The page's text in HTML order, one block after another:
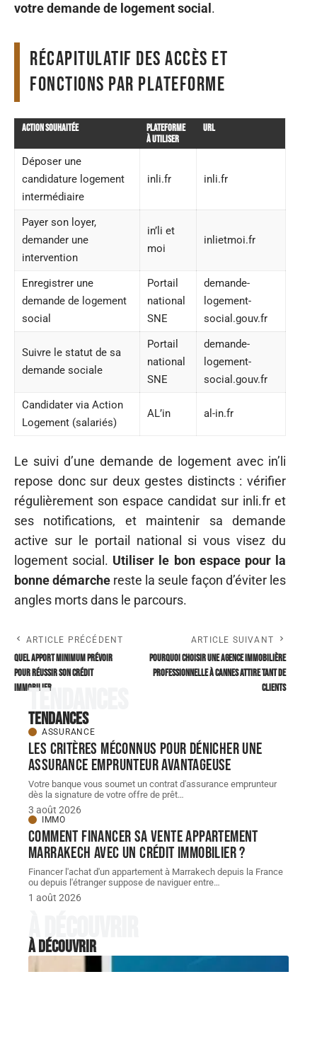
votre demande de logement social .
Récapitulatif des accès et
fonctions par plateforme
Action souhaitée
Plateforme
à utiliser
URL
Déposer une
candidature logement
intermédiaire
inli.fr inli.fr
Payer son loyer,
demander une
intervention
in’li et
moi
inlietmoi.fr
Enregistrer une
demande de logement
social
Portail
national
SNE
demande-
logement-
social.gouv.fr
Suivre le statut de sa
demande sociale
Portail
national
SNE
demande-
logement-
social.gouv.fr
Candidater via Action
Logement (salariés)
AL’in al-in.fr
Le suivi d’une demande de logement avec in’li
repose donc sur deux gestes distincts : vérifier
régulièrement son espace candidat sur inli.fr et
ses notifications, et maintenir sa demande
active sur le portail national si vous visez du
logement social. Utiliser le bon espace pour la
bonne démarche reste la seule façon d’éviter les
angles morts dans le parcours.
ARTICLE PRÉCÉDENT
Quel apport minimum prévoir
pour réussir son crédit
immobilier
ARTICLE SUIVANT
Pourquoi choisir une agence immobilière
professionnelle à Cannes attire tant de
clients
Tendances
Tendances
ASSURANCE
Les critères méconnus pour dénicher une
assurance emprunteur avantageuse
Votre banque vous soumet un contrat d'assurance emprunteur
dès la signature de votre offre de prêt…
3 août 2026
IMMO
Comment financer sa vente appartement
Marrakech avec un crédit immobilier ?
Financer l'achat d'un appartement à Marrakech depuis la France
ou depuis l'étranger suppose de naviguer entre…
1 août 2026
À découvrir
À découvrir